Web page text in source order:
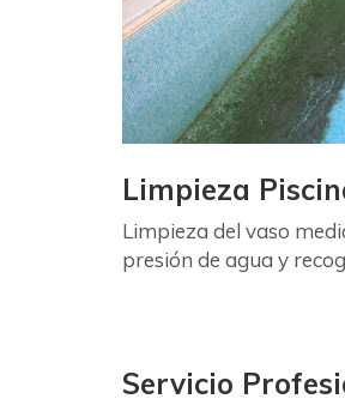
Limpieza
Limpieza del vaso
presión de agua y
Servicio